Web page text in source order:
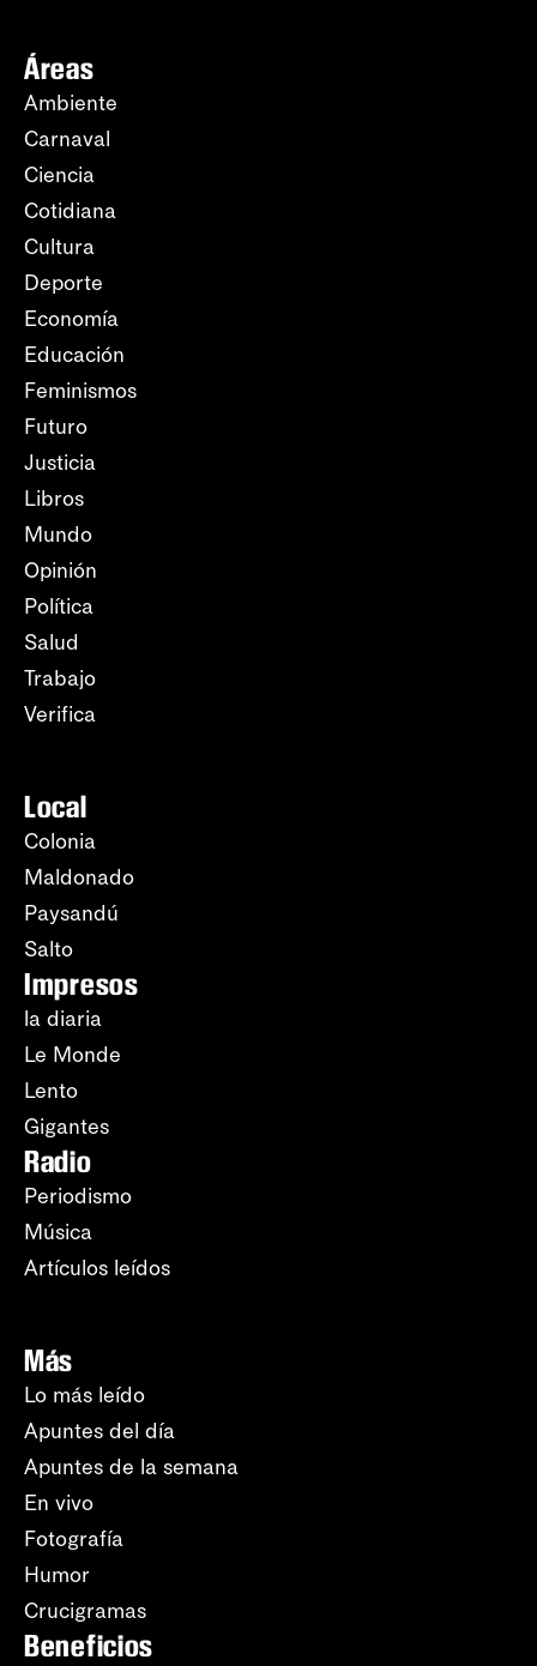
Áreas
Ambiente
Carnaval
Ciencia
Cotidiana
Cultura
Deporte
Economía
Educación
Feminismos
Futuro
Justicia
Libros
Mundo
Opinión
Política
Salud
Trabajo
Verifica
Local
Colonia
Maldonado
Paysandú
Salto
Impresos
la diaria
Le Monde
Lento
Gigantes
Radio
Periodismo
Música
Artículos leídos
Más
Lo más leído
Apuntes del día
Apuntes de la semana
En vivo
Fotografía
Humor
Crucigramas
Beneficios